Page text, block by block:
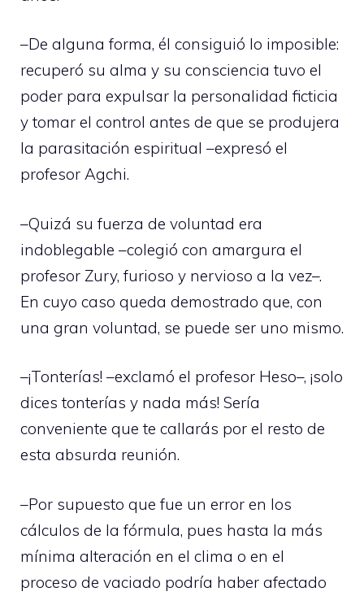
–De alguna forma, él consiguió lo imposible:
recuperó su alma y su consciencia tuvo el
poder para expulsar la personalidad ficticia
y tomar el control antes de que se produjera
la parasitación espiritual –expresó el
profesor Agchi.
–Quizá su fuerza de voluntad era
indoblegable –colegió con amargura el
profesor Zury, furioso y nervioso a la vez–.
En cuyo caso queda demostrado que, con
una gran voluntad, se puede ser uno mismo.
–¡Tonterías! –exclamó el profesor Heso–, ¡solo
dices tonterías y nada más! Sería
conveniente que te callarás por el resto de
esta absurda reunión.
–Por supuesto que fue un error en los
cálculos de la fórmula, pues hasta la más
mínima alteración en el clima o en el
proceso de vaciado podría haber afectado